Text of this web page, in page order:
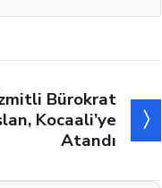
Bürokrat
Kocaali’ye
Atandı